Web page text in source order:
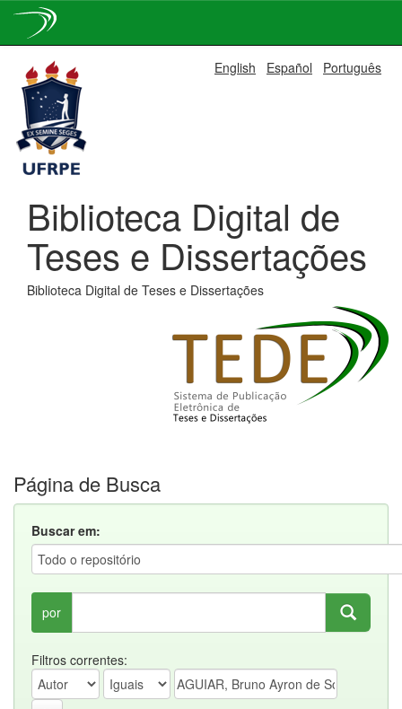
navigation
English Español Português
Biblioteca Digital de
Teses e Dissertações
Biblioteca Digital de Teses e Dissertações
Página de Busca
Buscar em:
por
Filtros correntes: